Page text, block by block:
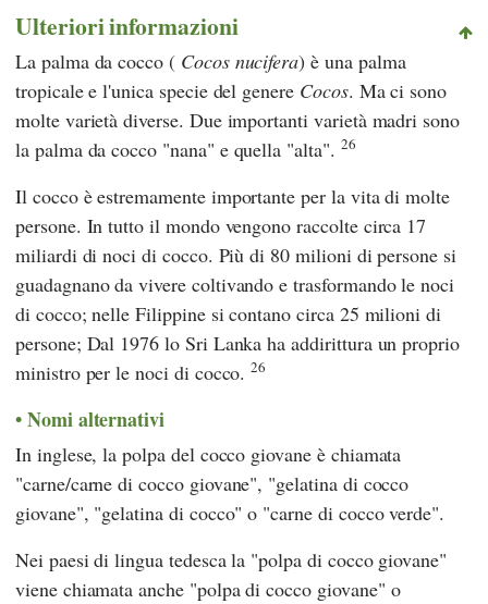
Ulteriori informazioni
La palma da cocco ( Cocos nucifera) è una palma
tropicale e l'unica specie del genere Cocos. Ma ci sono
molte varietà diverse. Due importanti varietà madri sono
la palma da cocco "nana" e quella "alta". 26
Il cocco è estremamente importante per la vita di molte
persone. In tutto il mondo vengono raccolte circa 17
miliardi di noci di cocco. Più di 80 milioni di persone si
guadagnano da vivere coltivando e trasformando le noci
di cocco; nelle Filippine si contano circa 25 milioni di
persone; Dal 1976 lo Sri Lanka ha addirittura un proprio
ministro per le noci di cocco.26
Nomi alternativi
In inglese, la polpa del cocco giovane è chiamata
"carne/carne di cocco giovane", "gelatina di cocco
giovane", "gelatina di cocco" o "carne di cocco verde".
Nei paesi di lingua tedesca la "polpa di cocco giovane"
viene chiamata anche "polpa di cocco giovane" o